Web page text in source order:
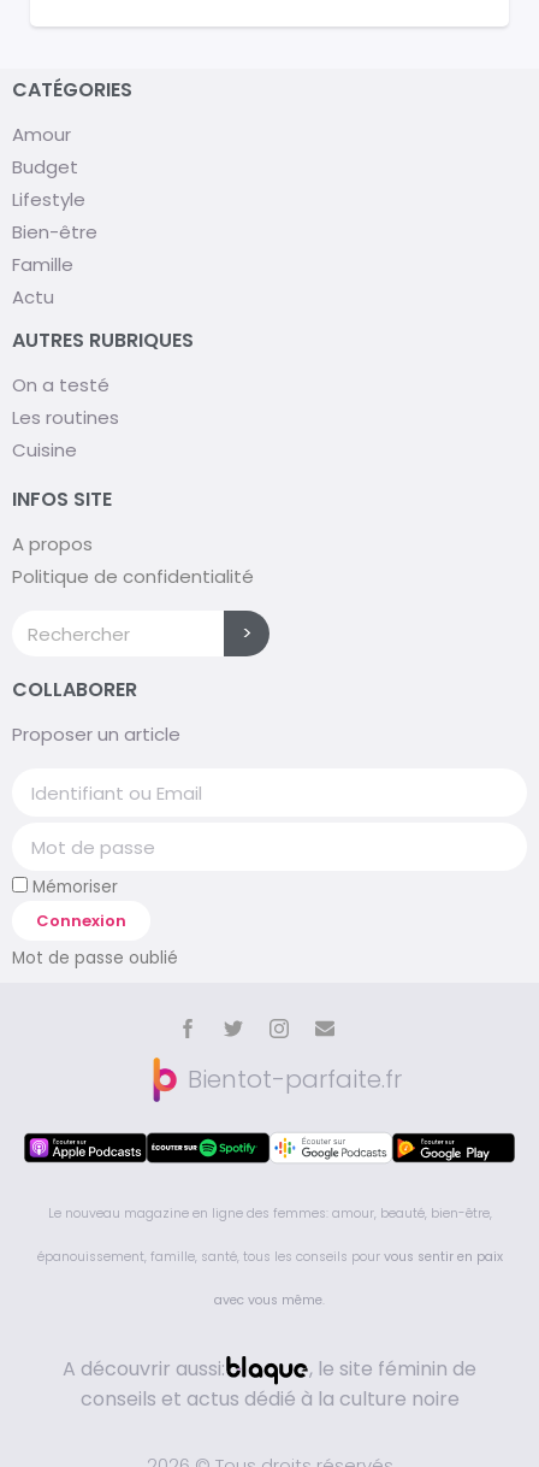
CATÉGORIES
Amour
Budget
Lifestyle
Bien-être
Famille
Actu
AUTRES RUBRIQUES
On a testé
Les routines
Cuisine
INFOS SITE
A propos
Politique de confidentialité
>
COLLABORER
Proposer un article
Mémoriser
Connexion
Mot de passe oublié
Bientot-parfaite.fr
Le nouveau magazine en ligne des femmes: amour, beauté, bien-être,
épanouissement, famille, santé, tous les conseils pour vous sentir en paix
avec vous même
A découvrir aussi:
, le site féminin de
conseils et actus dédié à la culture noire